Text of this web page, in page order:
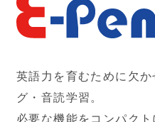
英語力を育むために欠
グ・音読学習。
必要な機能をコンパクト